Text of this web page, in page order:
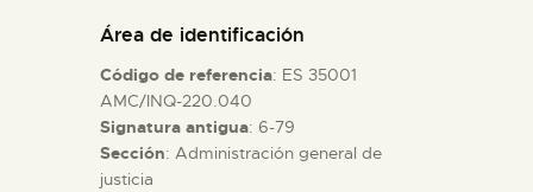
ESPAÑOL
PREPARAR LA VISITA
Área de identificación
Código de referencia: ES 35001
AMC/INQ-220.040
Signatura antigua: 6-79
Sección: Administración general de
justicia